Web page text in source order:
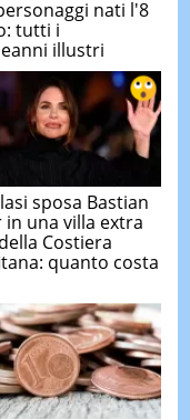
nati l'8
tutti i
illustri
sposa Bastian
in una villa extra
Costiera
quanto costa